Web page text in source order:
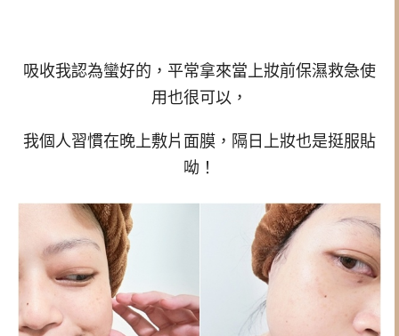
吸收我認為蠻好的，平常拿來當上妝前保濕救急使
用也很可以，
我個人習慣在晚上敷片面膜，隔日上妝也是挺服貼
呦！